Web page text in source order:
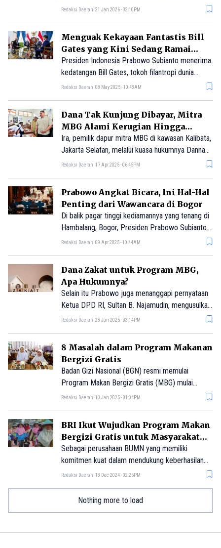
sejumlah merek alternatif dengan nutrisi setara
Redaksi Daerah 21 Jan 2026 - 02:10PM
Menguak Kekayaan Fantastis Bill
Gates yang Kini Sedang Ramai
Dibincangkan
Presiden Indonesia Prabowo Subianto menerima
kedatangan Bill Gates, tokoh filantropi dunia
sekaligus pendiri Gates Foundation, dalam
Redaksi Daerah 08 May 2025 - 10:43AM
Dana Tak Kunjung Dibayar, Mitra
MBG Alami Kerugian Hingga
Miliaran
Ira, pemilik dapur mitra MBG di kawasan Kalibata,
Jakarta Selatan, melalui kuasa hukumnya Danna
Harly, menyatakan telah mengeluarkan dana
pembayaran dari Yayasan MBG, yang menjadi
perantara penyaluran program tersebut.
Redaksi Daerah 17 Apr 2025 - 06:45PM
Prabowo Angkat Bicara, Ini Hal-Hal
Penting dari Wawancara di Bogor
Di balik pagar tinggi kediamannya yang tenang di
Hambalang, Bogor, Presiden Prabowo Subianto
menggelar sebuah sesi langka, wawancara
Redaksi Daerah 09 Apr 2025 - 10:44AM
Dana Zakat untuk Program MBG,
Apa Hukumnya?
Selain itu Prabowo juga menanggapi pernyataan
Ketua DPD RI, Sultan B. Najamudin, mengusulkan
agar dana zakat, infak, dan sedekah (ZIS) dapat
penggunaan dana ZIS ini bertujuan untuk
melibatkan masyarakat lebih dalam dalam
program tersebut.
Redaksi Daerah 23 Jan 2025 - 03:14PM
8 Masalah dalam Program Makanan
Bergizi Gratis
Badan Gizi Nasional (BGN) resmi memulai
Program Makan Bergizi Gratis (MBG) mulai
Senin, 6 Januari 2025. Program Prabowo
Redaksi Daerah 10 Jan 2025 - 01:04PM
BRI Ikut Wujudkan Program Makan
Bergizi Gratis untuk Masyarakat
dengan Pembiayaan dan
Pemberdayaan
Sebagai perusahaan BUMN yang memiliki
komitmen kuat dalam mendukung keberhasilan
program-program pemerintah, PT. Bank Rakyat
dalam menyukseskan program Makan Bergizi
Gratis (MBG).
Redaksi Daerah 13 Dec 2024 - 02:26PM
Nothing more to load